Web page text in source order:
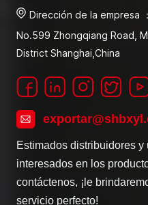
Dirección de la empresa ：
No.599 Zhongqiang Road,
District Shanghai,China
Estimados distribuidores y
interesados en los
contáctenos, ¡le
servicio perfecto!